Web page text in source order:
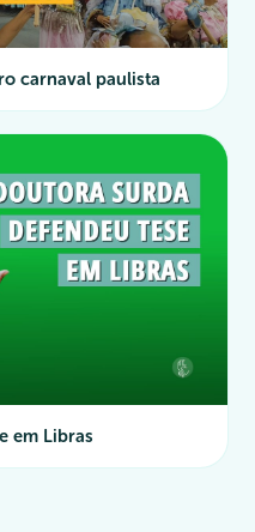
carnaval paulista
em Libras